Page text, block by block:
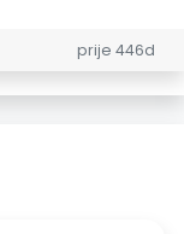
prije 446d